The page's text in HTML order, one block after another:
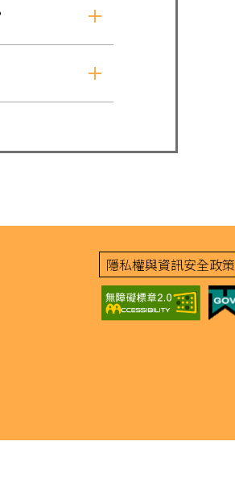
隱私權與資訊安全政策